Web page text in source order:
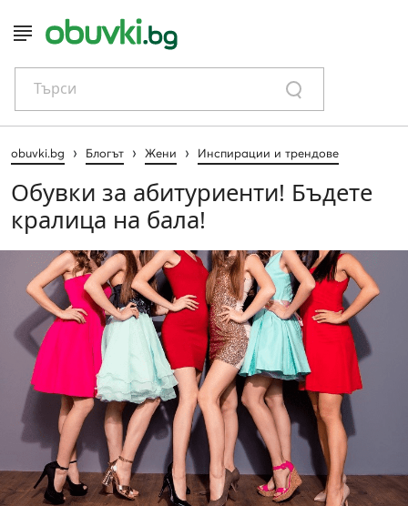
Търси
obuvki.bg › Блогът › Жени › Инспирации и трендове
Обувки за абитуриенти! Бъдете
кралица на бала!
Жени Инспирации и трендове